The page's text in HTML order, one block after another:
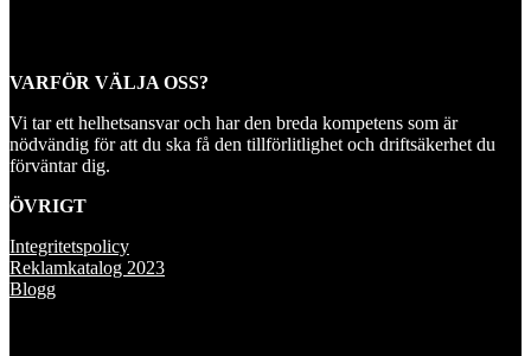
VARFÖR VÄLJA OSS?
Vi tar ett helhetsansvar och har den breda kompetens som är
nödvändig för att du ska få den tillförlitlighet och driftsäkerhet du
förväntar dig.
ÖVRIGT
Integritetspolicy
Reklamkatalog 2023
Blogg